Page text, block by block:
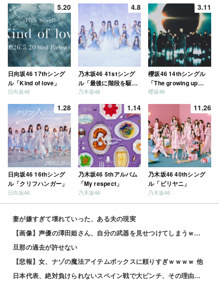
5.20
日向坂46 17thシング
ル「Kind of love」
日向坂46
4.8
乃木坂46 41stシング
ル「最後に階段を駆け
上がったのはいつ
乃木坂46
3.11
櫻坂46 14thシングル
「The growing up
train」
櫻坂46
1.28
日向坂46 16thシング
ル「クリフハンガー」
日向坂46
1.14
乃木坂46 5thアルバム
「My respect」
乃木坂46
11.26
乃木坂46 40thシング
ル「ビリヤニ」
乃木坂46
妻が嫌すぎて壊れていった、ある夫の現実
【画像】声優の澤田姫さん、自分の武器を見せつけてしまうｗｗｗｗ
旦那の過去が許せない
【悲報】女、ナゾの魔法アイテムボックスに頼りすぎｗｗｗｗ 他
日本代表、絶対負けられないスペイン戦で大ピンチ、その理由がこれｗｗｗｗ 他